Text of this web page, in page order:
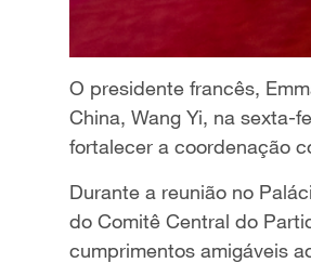
O presidente francês,
China, Wang Yi, na sexta-
fortalecer a coordenação
Durante a reunião no
do Comitê Central do
cumprimentos amigáveis